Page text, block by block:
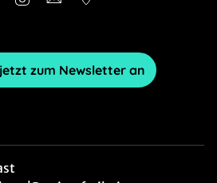
zum Newsletter an